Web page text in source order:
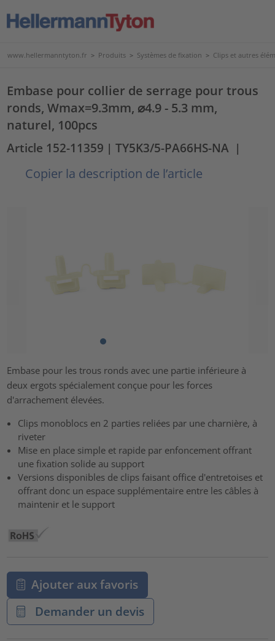
www.hellermanntyton.fr > Produits > Systèmes de fixation > Clips et autres
Embase pour collier de serrage pour trous
ronds, Wmax=9.3mm, ⌀4.9 - 5.3 mm,
naturel, 100pcs
Article 152-11359 | TY5K3/5-PA66HS-NA |
Copier la description de l’article
Embase pour les trous ronds avec une partie inférieure à
deux ergots spécialement conçue pour les forces
d'arrachement élevées.
Clips monoblocs en 2 parties reliées par une charnière, à
riveter
Mise en place simple et rapide par enfoncement offrant
une fixation solide au support
Versions disponibles de clips faisant office d'entretoises et
offrant donc un espace supplémentaire entre les câbles à
maintenir et le support
Ajouter aux favoris
Demander un devis